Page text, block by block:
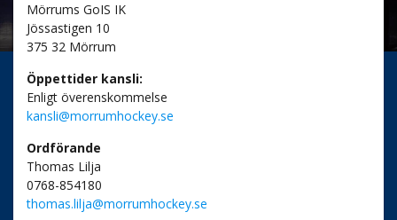
Mörrums GoIS IK
Jössastigen 10
375 32 Mörrum
Öppettider kansli:
Enligt överenskommelse
kansli@morrumhockey.se
Ordförande
Thomas Lilja
0768-854180
thomas.lilja@morrumhockey.se